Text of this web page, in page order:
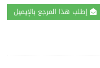
إطلب هذا المرجع بالإيميل